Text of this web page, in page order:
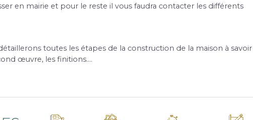
en mairie et pour le reste il vous faudra contacter les différents
toutes les étapes de la construction de la maison à savoir
œuvre, les finitions….